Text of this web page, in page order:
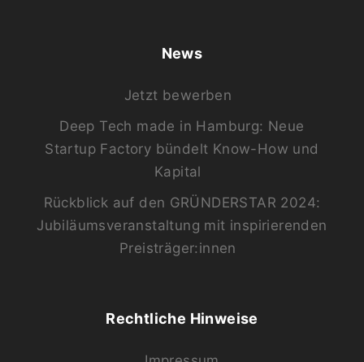
News
Jetzt bewerben
Deep Tech made in Hamburg: Neue
Startup Factory bündelt Know-How und
Kapital
Rückblick auf den GRÜNDERSTAR 2024:
Jubiläumsveranstaltung mit inspirierenden
Preisträger:innen
Rechtliche Hinweise